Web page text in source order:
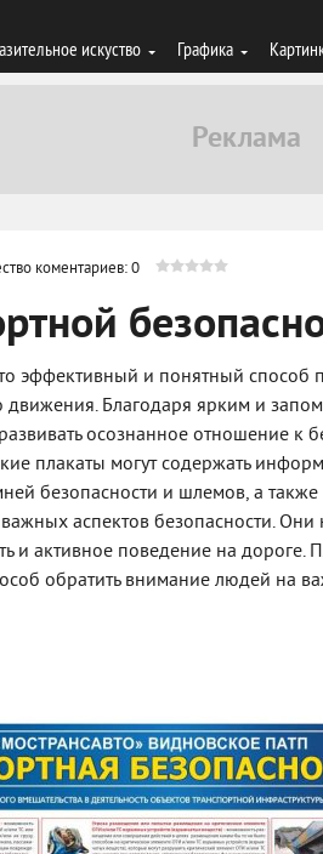
искуство Графика
коментариев: 0
эффективный и понятный способ
Благодаря ярким и
осознанное отношение к
плакаты могут содержать
безопасности и шлемов, а
аспектов безопасности.
и активное поведение на дороге.
обратить внимание людей на